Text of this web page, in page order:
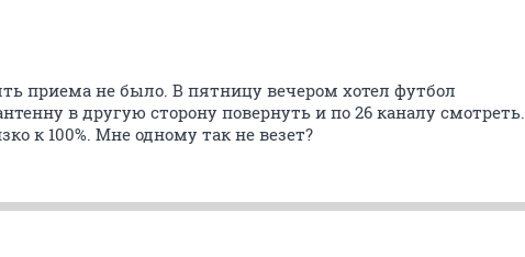
приема не было. В пятницу вечером хотел футбол
в другую сторону повернуть и по 26 каналу смотреть.
к 100%. Мне одному так не везет?